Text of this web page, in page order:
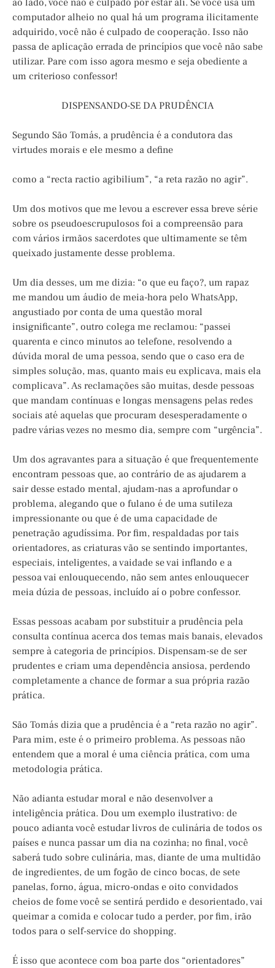
ao lado, você não é culpado por estar ali. Se você usa um
computador alheio no qual há um programa ilicitamente
adquirido, você não é culpado de cooperação. Isso não
passa de aplicação errada de princípios que você não sabe
utilizar. Pare com isso agora mesmo e seja obediente a
um criterioso confessor!
DISPENSANDO-SE DA PRUDÊNCIA
Segundo São Tomás, a prudência é a condutora das
virtudes morais e ele mesmo a define
como a “recta ractio agibilium”, “a reta razão no agir”.
Um dos motivos que me levou a escrever essa breve série
sobre os pseudoescrupulosos foi a compreensão para
com vários irmãos sacerdotes que ultimamente se têm
queixado justamente desse problema.
Um dia desses, um me dizia: “o que eu faço?, um rapaz
me mandou um áudio de meia-hora pelo WhatsApp,
angustiado por conta de uma questão moral
insignificante”, outro colega me reclamou: “passei
quarenta e cinco minutos ao telefone, resolvendo a
dúvida moral de uma pessoa, sendo que o caso era de
simples solução, mas, quanto mais eu explicava, mais ela
complicava”. As reclamações são muitas, desde pessoas
que mandam contínuas e longas mensagens pelas redes
sociais até aquelas que procuram desesperadamente o
padre várias vezes no mesmo dia, sempre com “urgência”.
Um dos agravantes para a situação é que frequentemente
encontram pessoas que, ao contrário de as ajudarem a
sair desse estado mental, ajudam-nas a aprofundar o
problema, alegando que o fulano é de uma sutileza
impressionante ou que é de uma capacidade de
penetração agudíssima. Por fim, respaldadas por tais
orientadores, as criaturas vão se sentindo importantes,
especiais, inteligentes, a vaidade se vai inflando e a
pessoa vai enlouquecendo, não sem antes enlouquecer
meia dúzia de pessoas, incluído aí o pobre confessor.
Essas pessoas acabam por substituir a prudência pela
consulta contínua acerca dos temas mais banais, elevados
sempre à categoria de princípios. Dispensam-se de ser
prudentes e criam uma dependência ansiosa, perdendo
completamente a chance de formar a sua própria razão
prática.
São Tomás dizia que a prudência é a “reta razão no agir”.
Para mim, este é o primeiro problema. As pessoas não
entendem que a moral é uma ciência prática, com uma
metodologia prática.
Não adianta estudar moral e não desenvolver a
inteligência prática. Dou um exemplo ilustrativo: de
pouco adianta você estudar livros de culinária de todos os
países e nunca passar um dia na cozinha; no final, você
saberá tudo sobre culinária, mas, diante de uma multidão
de ingredientes, de um fogão de cinco bocas, de sete
panelas, forno, água, micro-ondas e oito convidados
cheios de fome você se sentirá perdido e desorientado, vai
queimar a comida e colocar tudo a perder, por fim, irão
todos para o self-service do shopping.
É isso que acontece com boa parte dos “orientadores”